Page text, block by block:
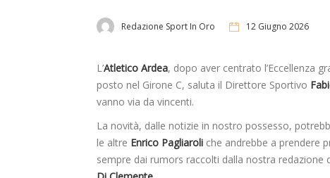
Redazione Sport In Oro 12 Giugno 2026
L’Atletico Ardea, dopo aver centrato l’Eccellenza
posto nel Girone C, saluta il Direttore Sportivo
vanno via da vincenti.
La novità, dalle notizie in nostro possesso,
le altre Enrico Pagliaroli che andrebbe a prendere
sempre dai rumors raccolti dalla nostra